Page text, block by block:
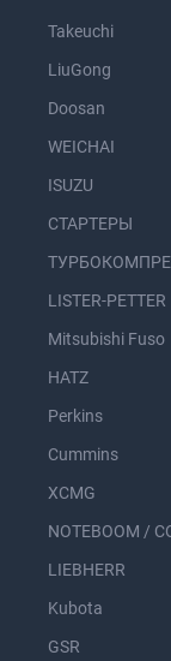
Takeuchi
LiuGong
Doosan
WEICHAI
ISUZU
СТАРТЕРЫ
LISTER-PETTER
Mitsubishi Fuso
HATZ
Perkins
Cummins
XCMG
NOTEBOOM /
LIEBHERR
Kubota
GSR